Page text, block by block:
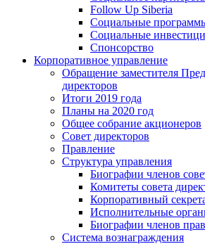
Follow Up Siberia
Социальные
Социальные
Спонсорство
Корпоративное управление
Обращение заместителя
директоров
Итоги 2019 года
Планы на 2020 год
Общее собрание акционеров
Совет директоров
Правление
Структура управления
Биографии членов
Комитеты совета
Корпоративный
Исполнительные
Биографии членов
Система вознаграждения